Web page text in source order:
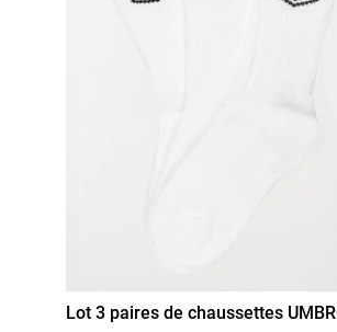
Lot 3 paires de chaussettes